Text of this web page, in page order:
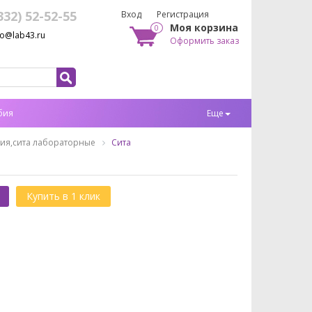
52-52-55 Вход Регистрация
0 Моя корзина
Оформить заказ
Еще
лабораторные Сита
Купить в 1 клик